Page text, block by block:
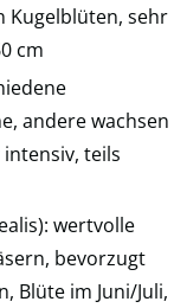
Kugelblüten, sehr
cm
andere wachsen
teils
wertvolle
bevorzugt
Blüte im Juni/Juli,